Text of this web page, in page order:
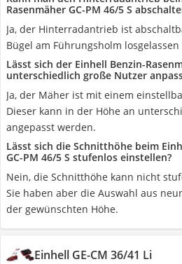
Rasenmäher GC-PM 46/5 S
Ja, der Hinterradantrieb ist
Bügel am Führungsholm
Lässt sich der Einhell Benzin-
unterschiedlich große Nutzer
Ja, der Mäher ist mit einem
Dieser kann in der Höhe an
angepasst werden.
Lässt sich die Schnitthöhe beim
GC-PM 46/5 S stufenlos einstellen?
Nein, die Schnitthöhe kann nicht
Sie haben aber die Auswahl aus
der gewünschten Höhe.
Einhell GE-CM 36/41 Li